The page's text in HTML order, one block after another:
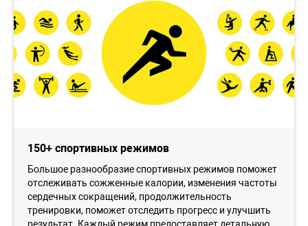
150+ спортивных режимов
Большое разнообразие спортивных режимов поможет
отслеживать сожженные калории, изменения частоты
сердечных сокращений, продолжительность
тренировки, поможет отследить прогресс и улучшить
результат. Каждый режим предоставляет детальную